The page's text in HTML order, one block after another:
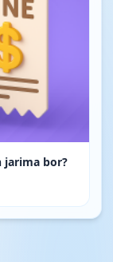
jarima bor?